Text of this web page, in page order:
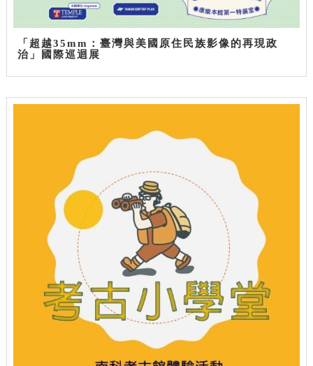
「超越35mm：臺灣與美國原住民族影像的再現政
治」國際巡迴展